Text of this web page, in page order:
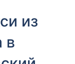
из
в